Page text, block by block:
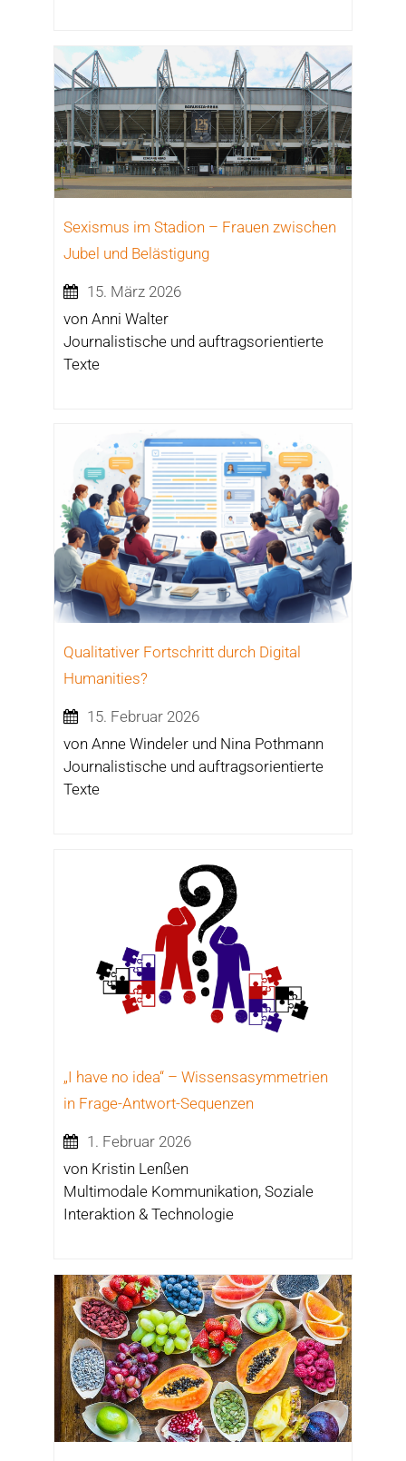
Sexismus im Stadion – Frauen zwischen
Jubel und Belästigung
15. März 2026
von Anni Walter
Journalistische und auftragsorientierte
Texte
Qualitativer Fortschritt durch Digital
Humanities?
15. Februar 2026
von Anne Windeler und Nina Pothmann
Journalistische und auftragsorientierte
Texte
„I have no idea“ – Wissensasymmetrien
in Frage-Antwort-Sequenzen
1. Februar 2026
von Kristin Lenßen
Multimodale Kommunikation, Soziale
Interaktion & Technologie